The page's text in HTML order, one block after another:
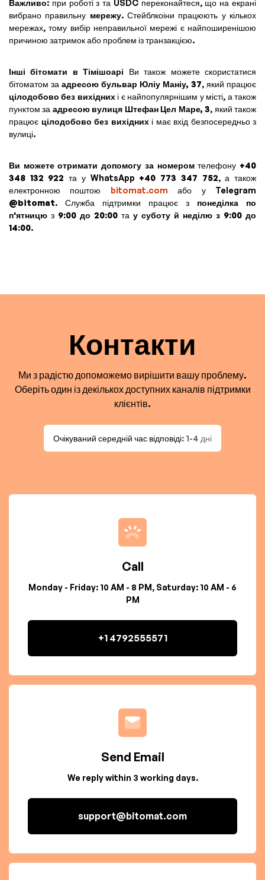
Важливо: при роботі з та USDC переконайтеся, що на екрані
вибрано правильну мережу. Стейблкоіни працюють у кількох
мережах, тому вибір неправильної мережі є найпоширенішою
причиною затримок або проблем із транзакцією.
Інші бітомати в Тімішоарі Ви також можете скористатися
бітоматом за адресою бульвар Юліу Маніу, 37, який працює
цілодобово без вихіднихі є найпопулярнішим у місті, а також
пунктом за адресою вулиця Штефан Цел Маре, 3, який також
працює цілодобово без вихіднихі має вхід безпосередньо з
вулиці.
Ви можете отримати допомогу за номеромтелефону +40
348 132 922 та у WhatsApp +40 773 347 752, а також
електронною поштою bitomat.com або у Telegram
@bitomat. Служба підтримки працює з понеділка по
п'ятницю з 9:00 до 20:00 та у суботу й неділю з 9:00 до
14:00.
Контакти
Ми з радістю допоможемо вирішити вашу проблему.
Оберіть один із декількох доступних каналів підтримки
клієнтів.
Очікуваний середній час відповіді: 1-4 дні
Call
Monday - Friday: 10 AM - 8 PM, Saturday: 10 AM - 6
PM
+1 4792555571
Send Email
We reply within 3 working days.
support@bitomat.com